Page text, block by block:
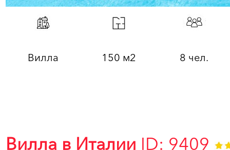
Вилла 150 м2 8 чел.
Вилла в Италии ID: 9409